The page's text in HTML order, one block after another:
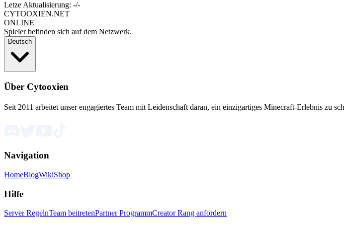
Letze Aktualisierung: -/-
CYTOOXIEN.NET
ONLINE
Spieler befinden sich auf dem Netzwerk.
Deutsch
Über Cytooxien
Seit 2011 arbeitet unser engagiertes Team mit Leidenschaft daran, ein einzigartiges Minecraft-Erlebnis zu
Navigation
HomeBlogWikiShop
Hilfe
Server RegelnTeam beitretenPartner ProgrammCreator Rang anfordern